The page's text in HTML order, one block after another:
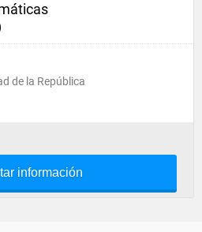
de la República
información